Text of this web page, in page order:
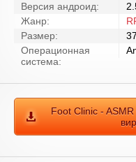
Версия андроид:
Жанр:
Размер:
Операционная
система:
Foot Clinic -